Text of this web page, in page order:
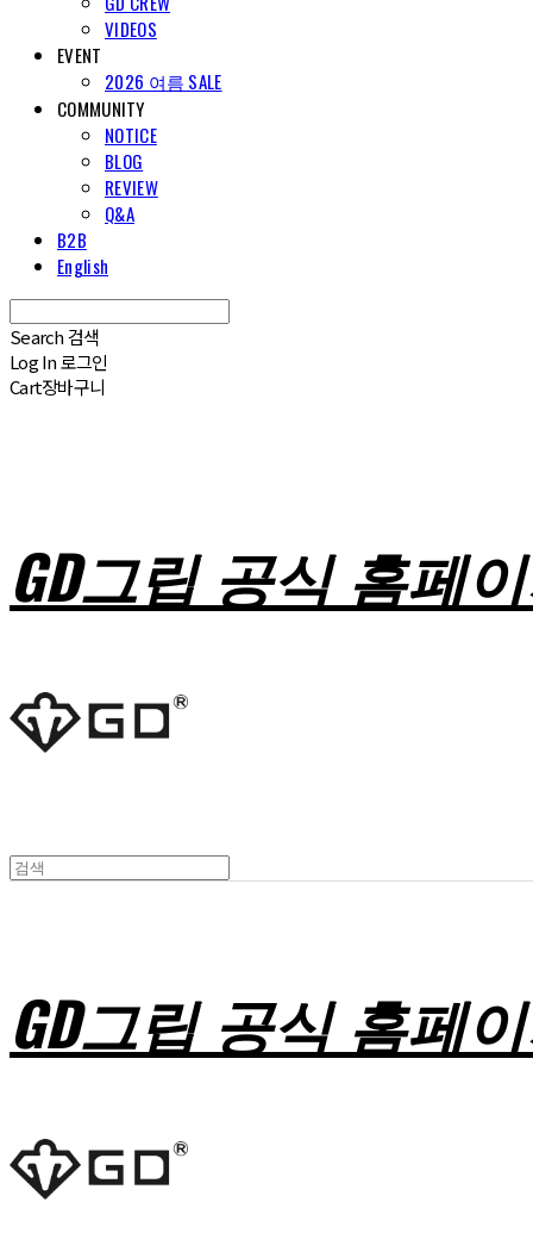
VIDEOS
EVENT
2026 여름 SALE
COMMUNITY
NOTICE
BLOG
REVIEW
Q&A
B2B
English
Search 검색
Log In로그인
Cart장바구니
GD그립 공식 홈페
GD그립 공식 홈페